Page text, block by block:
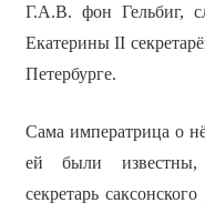
Г.А.В. фон Гельбиг,
Екатерины II
Петербурге.
Сама императрица о
ей были известны,
секретарь